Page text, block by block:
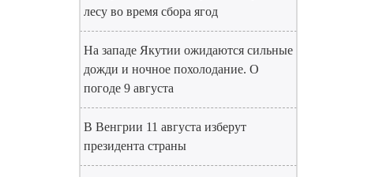
лесу во время сбора ягод
На западе Якутии ожидаются сильные
дожди и ночное похолодание. О
погоде 9 августа
В Венгрии 11 августа изберут
президента страны